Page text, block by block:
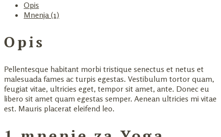
Opis
Mnenja (1)
Opis
Pellentesque habitant morbi tristique senectus et netus et
malesuada fames ac turpis egestas. Vestibulum tortor quam,
feugiat vitae, ultricies eget, tempor sit amet, ante. Donec eu
libero sit amet quam egestas semper. Aenean ultricies mi vitae
est. Mauris placerat eleifend leo.